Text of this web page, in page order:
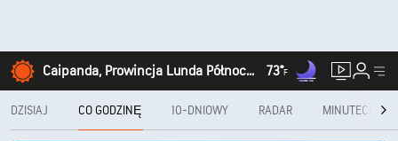
Caipanda, Prowincja Lunda Północna 73°F
DZISIAJ CO GODZINĘ 10-DNIOWY RADAR MINUTECAST®